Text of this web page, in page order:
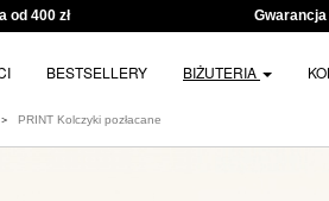
od 400 zł
BESTSELLERY BIŻUTERIA
PRINT Kolczyki pozłacane